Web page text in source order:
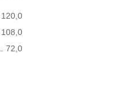
120,0
108,0
72,0